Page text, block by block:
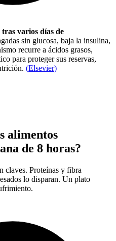
varios días de
sin glucosa, baja la insulina,
recurre a ácidos grasos,
para proteger sus reservas,
(Elsevier)
alimentos
de 8 horas?
claves. Proteínas y fibra
lo disparan. Un plato